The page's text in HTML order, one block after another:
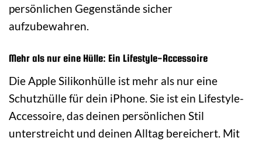
persönlichen Gegenstände sicher
aufzubewahren.
Mehr als nur eine Hülle: Ein Lifestyle-Accessoire
Die Apple Silikonhülle ist mehr als nur eine
Schutzhülle für dein iPhone. Sie ist ein Lifestyle-
Accessoire, das deinen persönlichen Stil
unterstreicht und deinen Alltag bereichert. Mit